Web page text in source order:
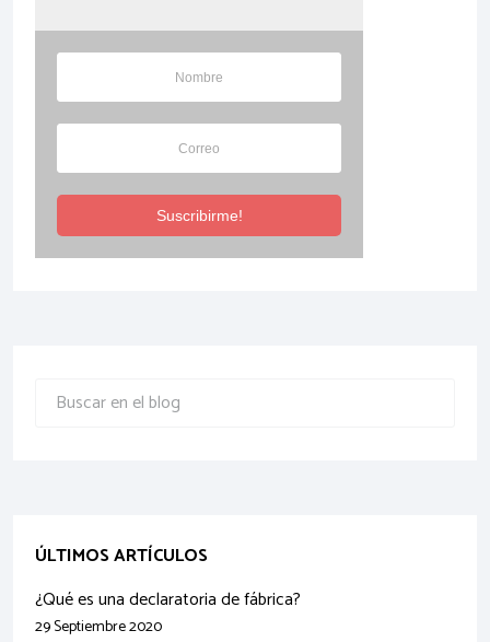
Suscribirme!
ÚLTIMOS ARTÍCULOS
¿Qué es una declaratoria de fábrica?
29 Septiembre 2020